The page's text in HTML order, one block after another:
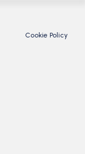
Cookie Policy